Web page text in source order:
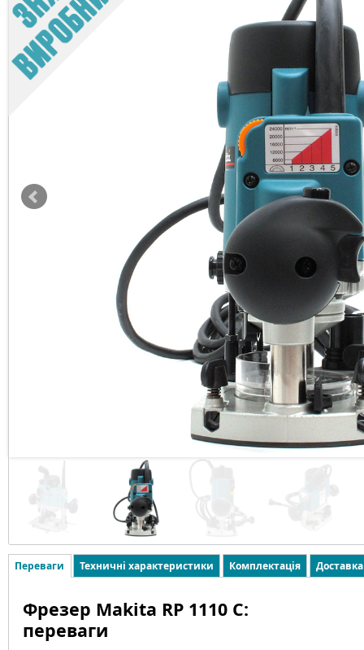
Переваги Техничні характеристики Комплектація
Фрезер Makita RP 1110 C:
переваги